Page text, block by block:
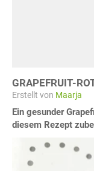
GRAPEFRUIT-
Erstellt von Maarja
Ein gesunder
diesem Rezept